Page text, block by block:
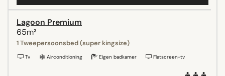
Lagoon Premium
65m²
1 Tweepersoonsbed (super kingsize)
Tv Airconditioning Eigen badkamer Flatscreen-tv